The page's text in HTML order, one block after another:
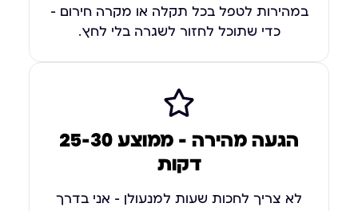
במהירות לטפל בכל תקלה או מקרה חירום –
כדי שתוכל לחזור לשגרה בלי לחץ.
הגעה מהירה — ממוצע 25-30
דקות
לא צריך לחכות שעות למנעולן – אני בדרך